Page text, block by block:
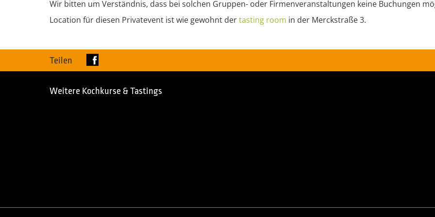
Wir bitten um Verständnis, dass bei solchen Gruppen- oder Firmenveranstaltungen keine Buchungen
Location für diesen Privatevent ist wie gewohnt dertasting room in der Merckstraße 3.
Teilen
Weitere Kochkurse & Tastings